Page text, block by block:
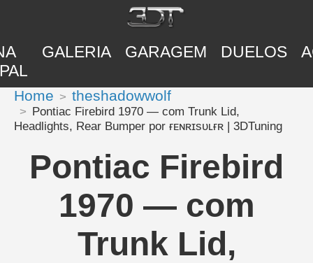
GALERIA GARAGEM DUELOS
Home theshadowwolf
Pontiac Firebird 1970 — com Trunk Lid,
Headlights, Rear Bumper por ғᴇɴʀɪsᴜʟғʀ | 3DTuning
Pontiac Firebird
1970 — com
Trunk Lid,